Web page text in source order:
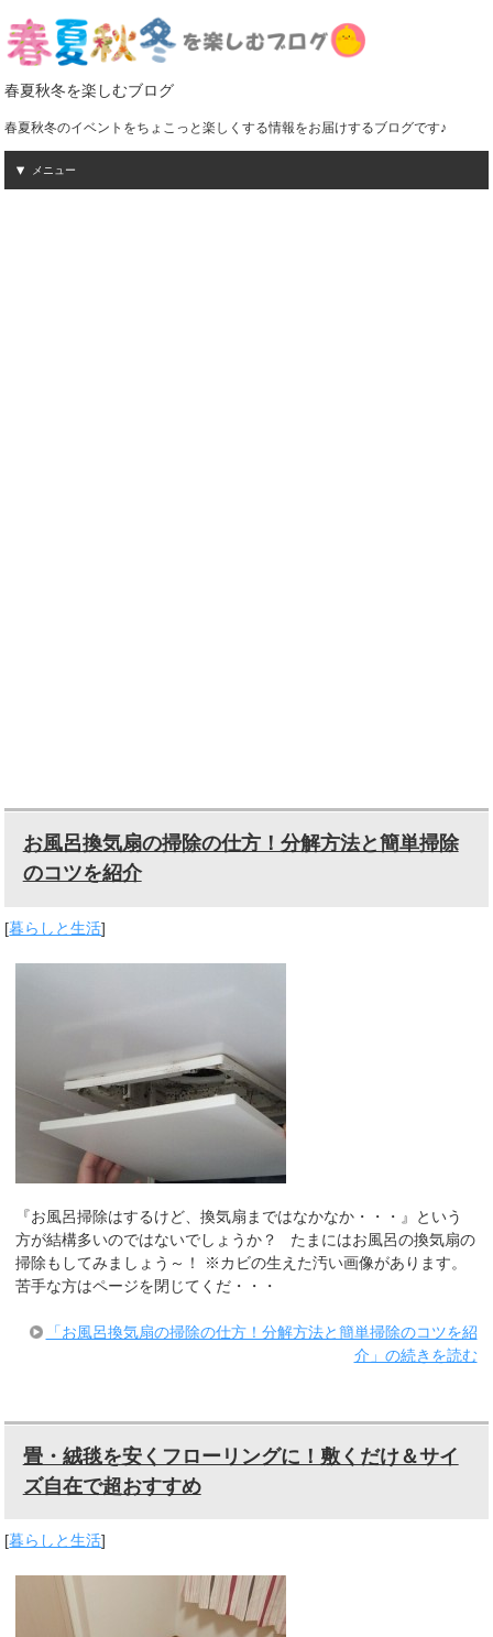
春夏秋冬を楽しむブログ
春夏秋冬のイベントをちょこっと楽しくする情報をお届けするブログです♪
メニュー
お風呂換気扇の掃除の仕方！分解方法と簡単掃除
のコツを紹介
[暮らしと生活]
『お風呂掃除はするけど、換気扇まではなかなか・・・』という
方が結構多いのではないでしょうか？ たまにはお風呂の換気扇の
掃除もしてみましょう～！ ※カビの生えた汚い画像があります。
苦手な方はページを閉じてくだ・・・
「お風呂換気扇の掃除の仕方！分解方法と簡単掃除のコツを紹
介」の続きを読む
畳・絨毯を安くフローリングに！敷くだけ＆サイ
ズ自在で超おすすめ
[暮らしと生活]